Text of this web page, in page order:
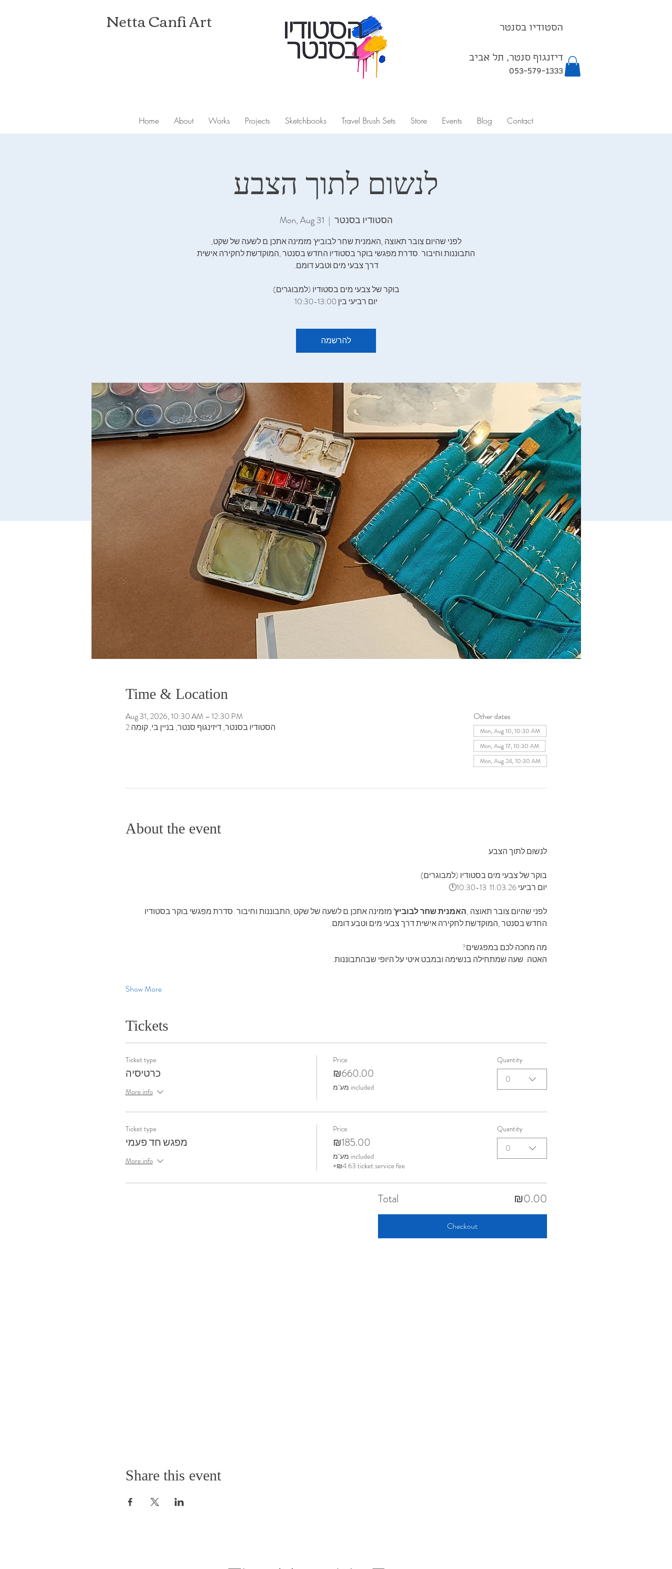
Netta Canfi Art הסטודיו בסנטר
דיזנגוף סנטר, תל אביב
053-579-1333⁩
Home About Works Projects Sketchbooks Travel Brush Sets Store Events Blog Contact
לנשום‭ ‬לתוך‭ ‬הצבע
Mon, Aug 31
  |
הסטודיו בסנטר
לפני‭ ‬שהיום‭ ‬צובר‭ ‬תאוצה‭, ‬האמנית‭ ‬שחר‭ ‬לבוביץ‮'‬‭ ‬מזמינה‭ ‬אתכן‭.‬ם‭ ‬לשעה‭ ‬של‭ ‬שקט‭,
‬דרך‭ ‬צבעי‭ ‬מים‭ ‬וטבע‭ ‬דומם‭.
‬בוקר‭ ‬של‭ ‬צבעי‭ ‬מים‭ ‬בסטודיו (למבוגרים)
יום רביעי בין 10:30-13:00
להרשמה
Time & Location
Aug 31, 2026, 10:30 AM – 12:30 PM
הסטודיו בסנטר, דיזינגוף סנטר, בניין בי, קומה 2
Other dates
Mon, Aug 10, 10:30 AM
Mon, Aug 17, 10:30 AM
Mon, Aug 24, 10:30 AM
About the event
לנשום‭ ‬לתוך‭ ‬הצבע
בוקר‭ ‬של‭ ‬צבעי‭ ‬מים‭ ‬בסטודיו (למבוגרים)
יום רביעי 11.03.26  10:30-13🕛
לפני‭ ‬שהיום‭ ‬צובר‭ ‬תאוצה‭, ‬האמנית‭ ‬שחר‭ ‬לבוביץ'
‬החדש‭ ‬בסנטר‭, ‬המוקדשת‭ ‬לחקירה‭ ‬אישית‭ ‬דרך‭ ‬צבעי‭ ‬מים‭ ‬וטבע‭ ‬דומם‭.‬
מה‭ ‬מחכה‭ ‬לכם‭ ‬במפגשים‭?‬
האטה: ‭‬שעה‭ ‬שמתחילה‭ ‬בנשימה‭ ‬ובמבט‭ ‬איטי‭ ‬על‭ ‬היופי‭ ‬שבהתבוננות‭.‬
Show More
Tickets
Ticket type
כרטיסיה
More info
Price
₪660.00
מע"מ included
Quantity
0
Ticket type
מפגש חד פעמי
More info
Price
₪185.00
מע"מ included
+₪4.63 ticket service fee
Quantity
0
Total ₪0.00
Checkout
Share this event